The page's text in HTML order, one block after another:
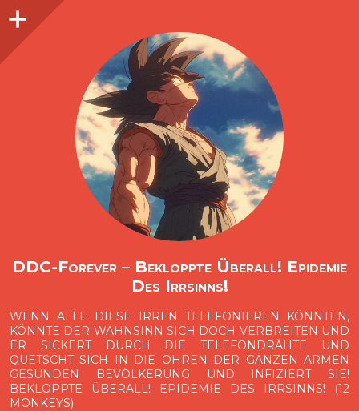
O
p
e
n
i
d
e
b
a
DDC-Forever – Bekloppte Überall! Epidemie
Des Irrsinns!
WENN ALLE DIESE IRREN TELEFONIEREN KÖNNTEN,
KÖNNTE DER WAHNSINN SICH DOCH VERBREITEN UND
ER SICKERT DURCH DIE TELEFONDRÄHTE UND
QUETSCHT SICH IN DIE OHREN DER GANZEN ARMEN
GESUNDEN BEVÖLKERUNG UND INFIZIERT SIE!
BEKLOPPTE ÜBERALL! EPIDEMIE DES IRRSINNS! (12
MONKEYS)
Seitenleiste